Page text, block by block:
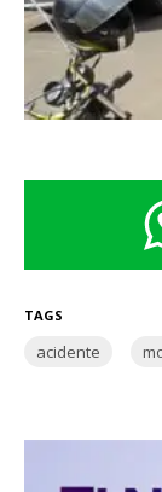
TAGS
acidente